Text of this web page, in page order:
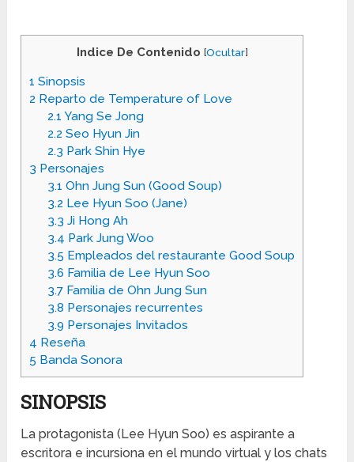
Indice De Contenido [Ocultar]
1 Sinopsis
2 Reparto de Temperature of Love
2.1 Yang Se Jong
2.2 Seo Hyun Jin
2.3 Park Shin Hye
3 Personajes
3.1 Ohn Jung Sun (Good Soup)
3.2 Lee Hyun Soo (Jane)
3.3 Ji Hong Ah
3.4 Park Jung Woo
3.5 Empleados del restaurante Good Soup
3.6 Familia de Lee Hyun Soo
3.7Familia de Ohn Jung Sun
3.8 Personajes recurrentes
3.9 Personajes Invitados
4 Reseña
5 Banda Sonora
SINOPSIS
La protagonista (Lee Hyun Soo) es aspirante a
escritora e incursiona en el mundo virtual y los chats